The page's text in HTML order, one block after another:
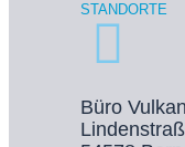
STANDORTE
Büro